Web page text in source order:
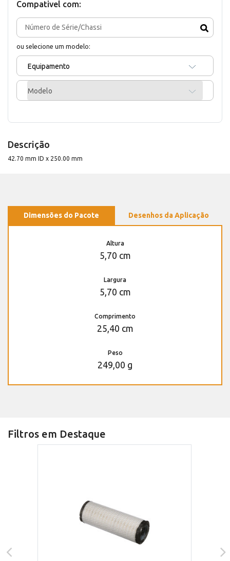
Compativel com:
ou selecione um modelo:
Equipamento
Modelo
Descrição
42.70 mm ID x 250.00 mm
Dimensões do Pacote Desenhos da Aplicação
Altura
5,70 cm
Largura
5,70 cm
Comprimento
25,40 cm
Peso
249,00 g
Filtros em Destaque